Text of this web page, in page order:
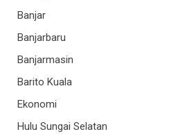
Banjar
Banjarbaru
Banjarmasin
Barito Kuala
Ekonomi
Hulu Sungai Selatan